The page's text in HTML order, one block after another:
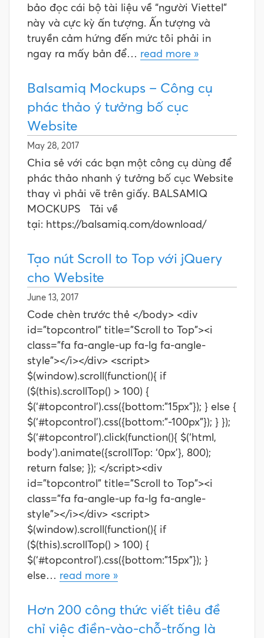
bảo đọc cái bộ tài liệu về “người Viettel”
này và cực kỳ ấn tượng. Ấn tượng và
truyền cảm hứng đến mức tôi phải in
ngay ra mấy bản để… read more »
Balsamiq Mockups – Công cụ
phác thảo ý tưởng bố cục
Website
May 28, 2017
Chia sẻ với các bạn một công cụ dùng để
phác thảo nhanh ý tưởng bố cục Website
thay vì phải vẽ trên giấy. BALSAMIQ
MOCKUPS Tải về
tại: https://balsamiq.com/download/
Tạo nút Scroll to Top với jQuery
cho Website
June 13, 2017
Code chèn trước thẻ </body> <div
id="topcontrol" title="Scroll to Top"><i
class="fa fa-angle-up fa-lg fa-angle-
style"></i></div> <script>
$(window).scroll(function(){ if
($(this).scrollTop() > 100) {
$(‘#topcontrol’).css({bottom:"15px"}); } else {
$(‘#topcontrol’).css({bottom:"-100px"}); } });
$(‘#topcontrol’).click(function(){ $(‘html,
body’).animate({scrollTop: ‘0px’}, 800);
return false; }); </script><div
id="topcontrol" title="Scroll to Top"><i
class="fa fa-angle-up fa-lg fa-angle-
style"></i></div> <script>
$(window).scroll(function(){ if
($(this).scrollTop() > 100) {
$(‘#topcontrol’).css({bottom:"15px"}); }
else… read more »
Hơn 200 công thức viết tiêu đề
chỉ việc điền-vào-chỗ-trống là